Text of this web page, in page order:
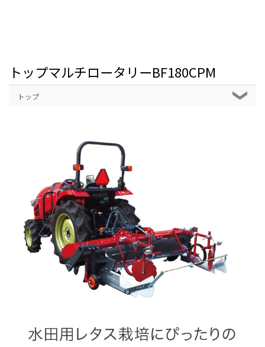
トップマルチロータリーBF180CPM
トップ